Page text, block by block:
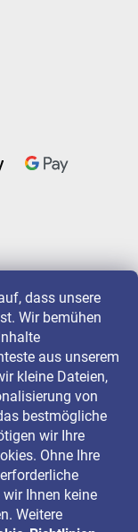
dass unsere
Wir bemühen
aus unserem
kleine Dateien,
von
bestmögliche
wir Ihre
Ohne Ihre
Ihnen keine
Weitere
Sie uns auf: